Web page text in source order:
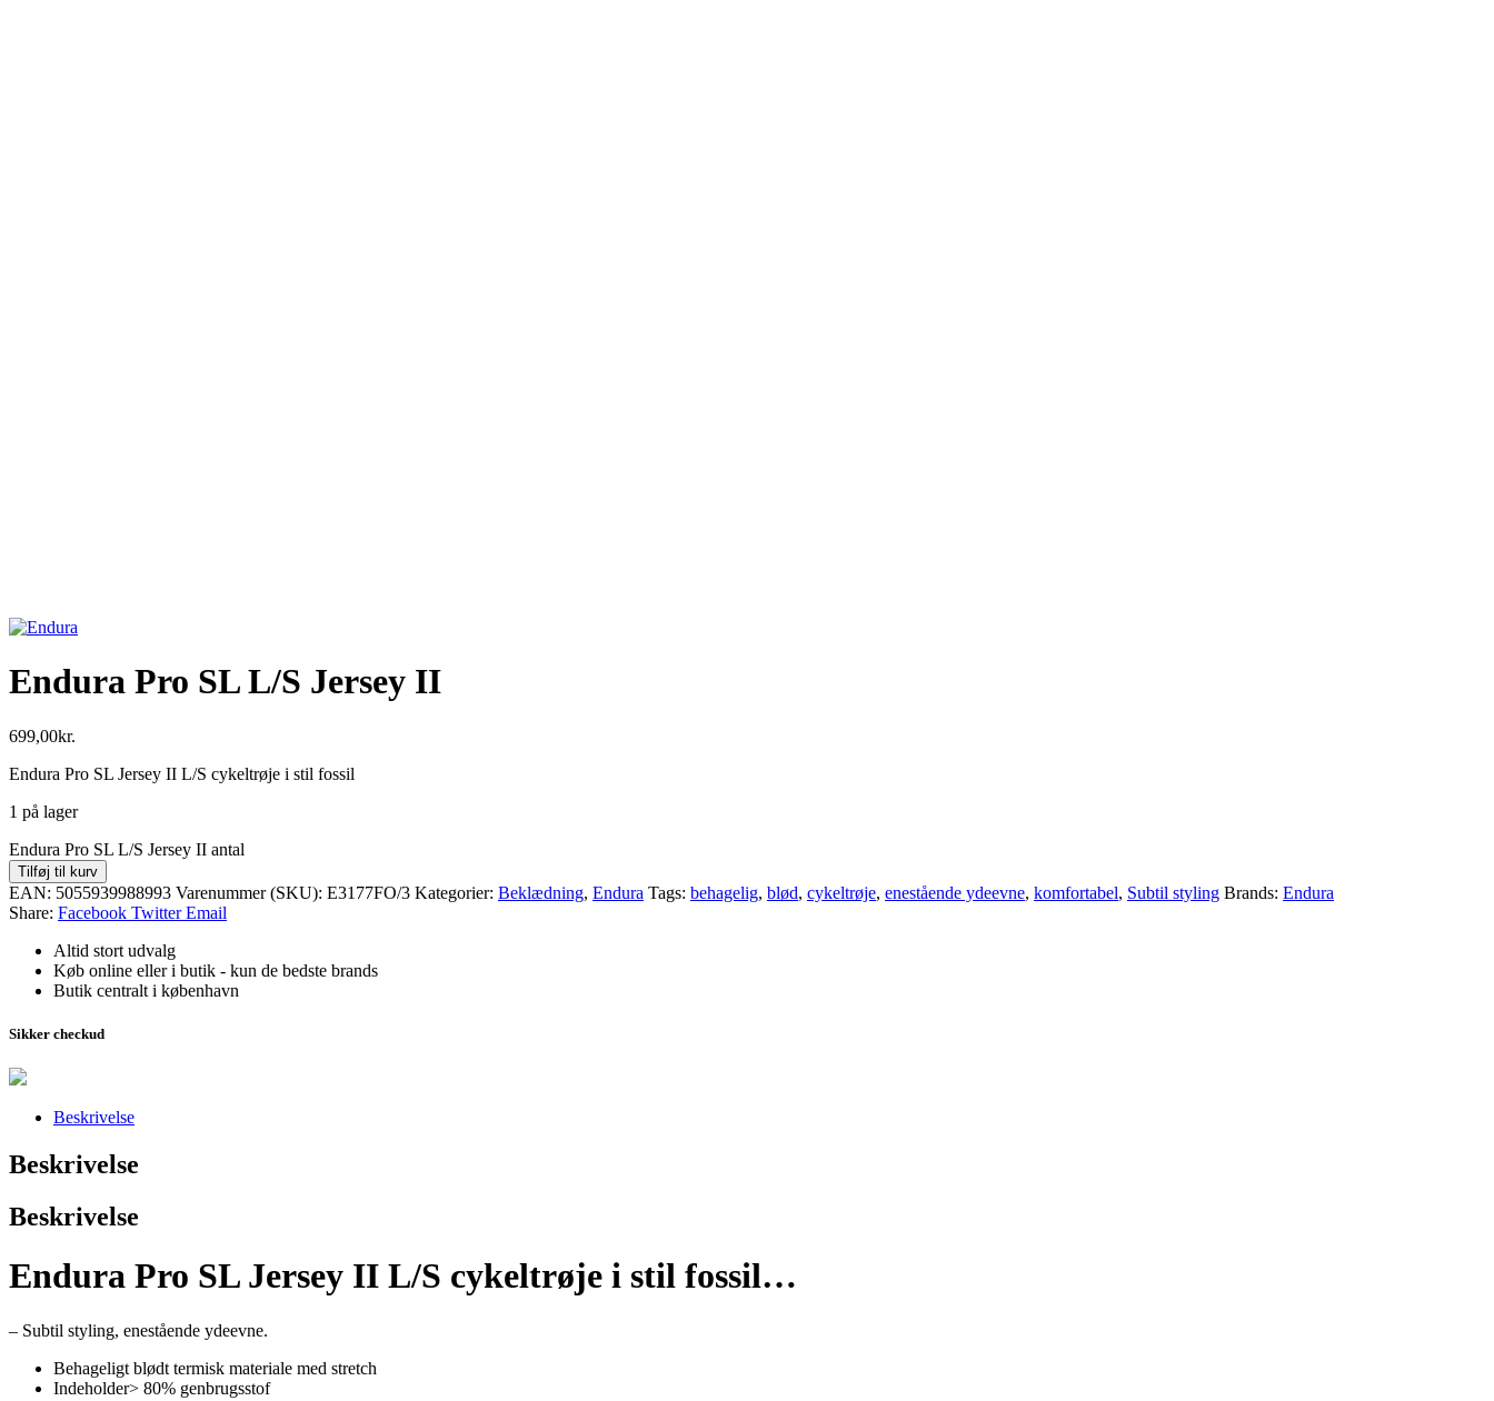
Endura Pro SL L/S Jersey II
699,00kr.
Endura Pro SL Jersey II L/S cykeltrøje i stil fossil
1 på lager
Endura Pro SL L/S Jersey II antal
Tilføj til kurv
EAN: 5055939988993 Varenummer (SKU): E3177FO/3 Kategorier: Beklædning, Endura Tags: behagelig, blød, cykeltrøje, enestående ydeevne, komfortabel, Subtil styling Brands: Endura
Share: Facebook Twitter Email
Altid stort udvalg
Køb online eller i butik - kun de bedste brands
Butik centralt i københavn
Sikker checkud
Beskrivelse
Beskrivelse
Beskrivelse
Endura Pro SL Jersey II L/S cykeltrøje i stil fossil…
– Subtil styling, enestående ydeevne.
Behageligt blødt termisk materiale med stretch
Indeholder> 80% genbrugsstof